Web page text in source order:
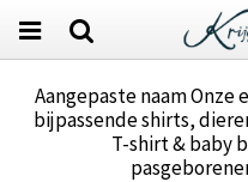
Aangepaste naam
bijpassende shirts,
T-shirt & baby